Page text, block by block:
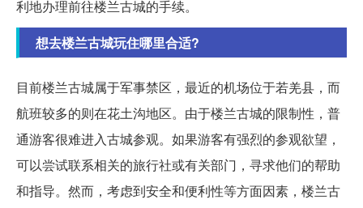
利地办理前往楼兰古城的手续。
想去楼兰古城玩住哪里合适?
目前楼兰古城属于军事禁区，最近的机场位于若羌县，而
航班较多的则在花土沟地区。由于楼兰古城的限制性，普
通游客很难进入古城参观。如果游客有强烈的参观欲望，
可以尝试联系相关的旅行社或有关部门，寻求他们的帮助
和指导。然而，考虑到安全和便利性等方面因素，楼兰古